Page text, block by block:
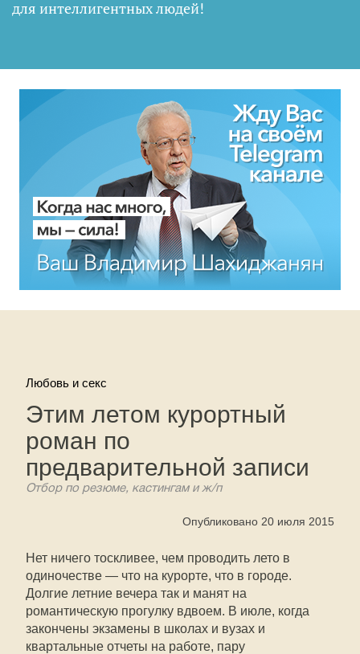
для интеллигентных людей!
Любовь и секс
Этим летом курортный
роман по
предварительной записи
Отбор по резюме, кастингам и ж/п
Опубликовано 20 июля 2015
Нет ничего тоскливее, чем проводить лето в
одиночестве — что на курорте, что в городе.
Долгие летние вечера так и манят на
романтическую прогулку вдвоем. В июле, когда
закончены экзамены в школах и вузах и
квартальные отчеты на работе, пару